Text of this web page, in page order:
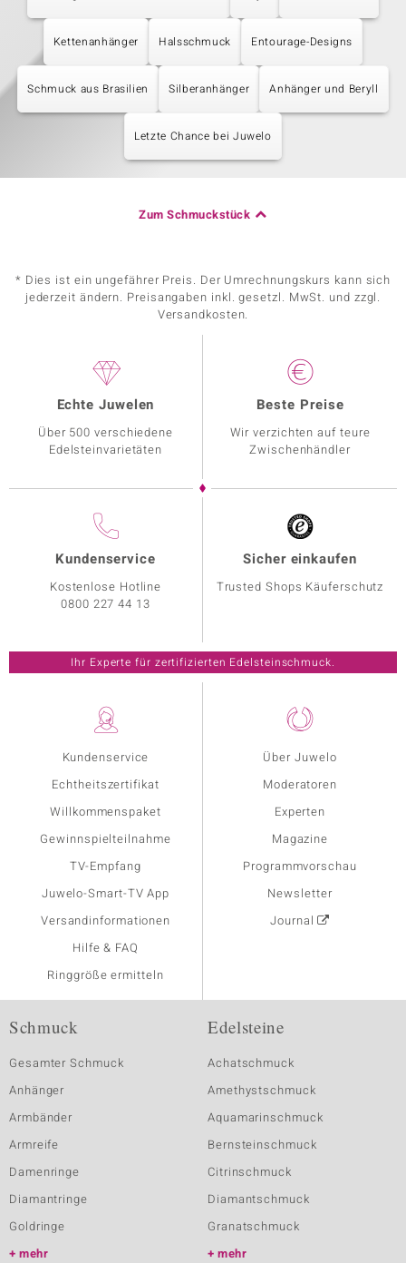
Kettenanhänger Halsschmuck Entourage-Designs
Schmuck aus Brasilien Silberanhänger Anhänger und Beryll
Letzte Chance bei Juwelo
Zum Schmuckstück
* Dies ist ein ungefährer Preis. Der Umrechnungskurs kann sich
jederzeit ändern. Preisangaben inkl. gesetzl. MwSt. und zzgl.
Versandkosten.
Kundenservice
Echtheitszertifikat
Willkommenspaket
Gewinnspielteilnahme
TV-Empfang
Juwelo-Smart-TV App
Versandinformationen
Hilfe & FAQ
Ringgröße ermitteln
Über Juwelo
Moderatoren
Experten
Magazine
Programmvorschau
Newsletter
Journal
Echte Juwelen
Über 500 verschiedene
Edelsteinvarietäten
Beste Preise
Wir verzichten auf teure
Zwischenhändler
Kundenservice
Kostenlose Hotline
0800 227 44 13
Sicher einkaufen
Trusted Shops Käuferschutz
Ihr Experte für zertifizierten Edelsteinschmuck.
Schmuck
Gesamter Schmuck
Anhänger
Armbänder
Armreife
Damenringe
Diamantringe
Goldringe
mehr
Edelsteine
Achatschmuck
Amethystschmuck
Aquamarinschmuck
Bernsteinschmuck
Citrinschmuck
Diamantschmuck
Granatschmuck
mehr